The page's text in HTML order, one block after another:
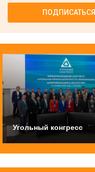
ПОДПИСАТЬСЯ
Угольный конгресс